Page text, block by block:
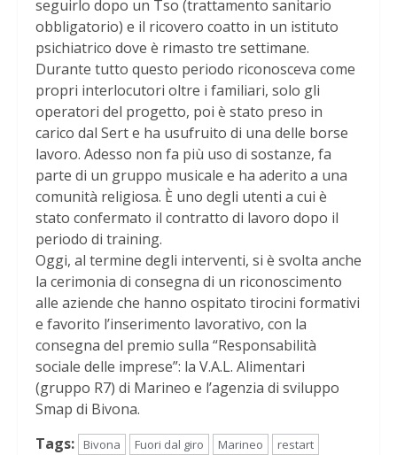
seguirlo dopo un Tso (trattamento sanitario
obbligatorio) e il ricovero coatto in un istituto
psichiatrico dove è rimasto tre settimane.
Durante tutto questo periodo riconosceva come
propri interlocutori oltre i familiari, solo gli
operatori del progetto, poi è stato preso in
carico dal Sert e ha usufruito di una delle borse
lavoro. Adesso non fa più uso di sostanze, fa
parte di un gruppo musicale e ha aderito a una
comunità religiosa. È uno degli utenti a cui è
stato confermato il contratto di lavoro dopo il
periodo di training.
Oggi, al termine degli interventi, si è svolta anche
la cerimonia di consegna di un riconoscimento
alle aziende che hanno ospitato tirocini formativi
e favorito l’inserimento lavorativo, con la
consegna del premio sulla “Responsabilità
sociale delle imprese”: la V.A.L. Alimentari
(gruppo R7) di Marineo e l’agenzia di sviluppo
Smap di Bivona.
Tags:
Bivona Fuori dal giro Marineo restart